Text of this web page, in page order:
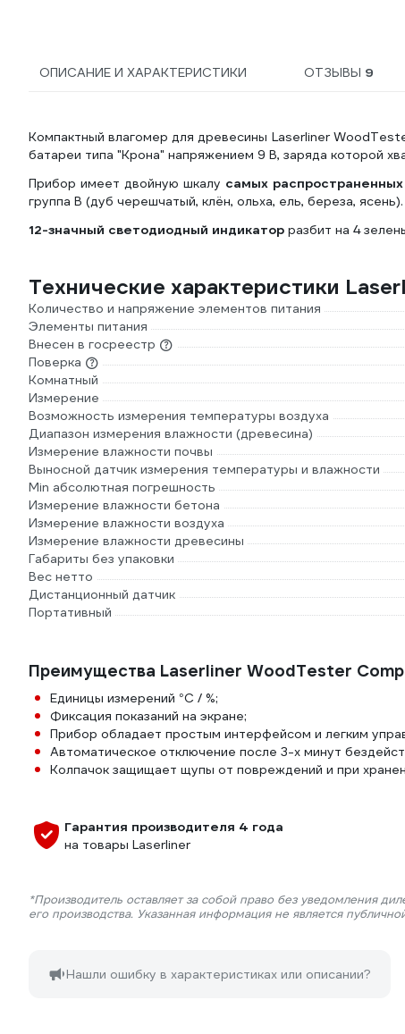
ОПИСАНИЕ И ХАРАКТЕРИСТИКИ ОТЗЫВЫ 9
Компактный влагомер для древесины Laserliner
батареи типа "Крона" напряжением 9 В, заряда которой
Прибор имеет двойную шкалу самых
группа В (дуб черешчатый, клён, ольха, ель, береза, ясень).
12-значный светодиодный индикатор разбит на 4
Технические характеристики
Количество и напряжение элементов питания
Элементы питания
Внесен в госреестр
Поверка
Комнатный
Измерение
Возможность измерения температуры воздуха
Диапазон измерения влажности (древесина)
Измерение влажности почвы
Выносной датчик измерения температуры и влажности
Min абсолютная погрешность
Измерение влажности бетона
Измерение влажности воздуха
Измерение влажности древесины
Габариты без упаковки
Вес нетто
Дистанционный датчик
Портативный
Преимущества Laserliner WoodTester
Единицы измерений °C / %;
Фиксация показаний на экране;
Прибор обладает простым интерфейсом и легким
Автоматическое отключение после 3-х минут
Колпачок защищает щупы от повреждений и при
Гарантия производителя 4 года
на товары Laserliner
*Производитель оставляет за собой право без уведомления
его производства. Указанная информация не является
Нашли ошибку в характеристиках или описании?